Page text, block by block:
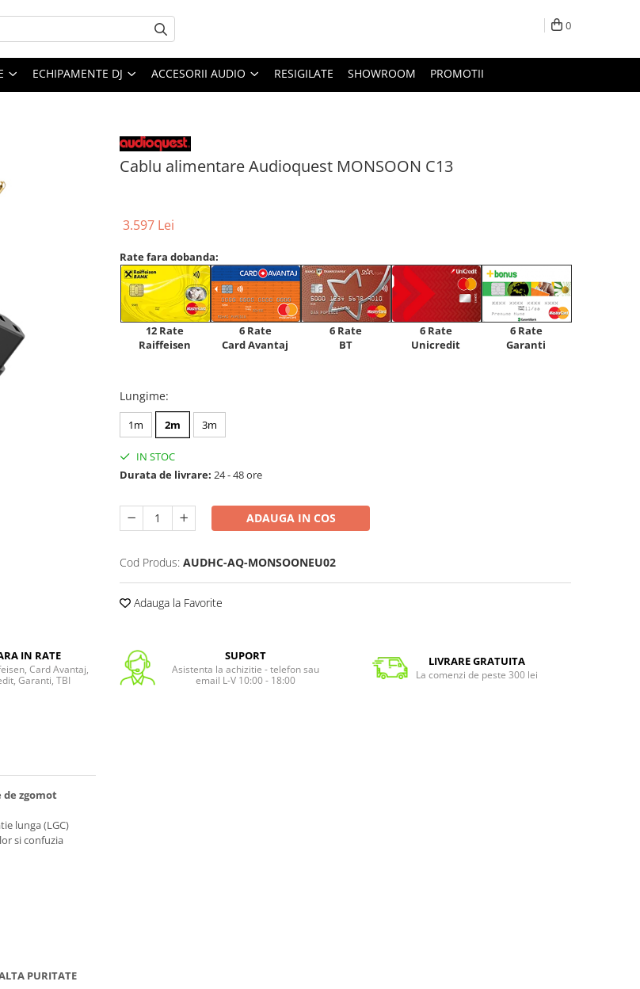
0
ECHIPAMENTE DJ ACCESORII AUDIO RESIGILATE SHOWROOM PROMOTII
Cablu alimentare Audioquest MONSOON C13
3.597 Lei
Rate fara dobanda:
12 Rate
Raiffeisen
6 Rate
Card Avantaj
6 Rate
BT
6 Rate
Unicredit
6 Rate
Garanti
Lungime:
1m 2m 3m
IN STOC
Durata de livrare: 24 - 48 ore
ADAUGA IN COS
Cod Produs: AUDHC-AQ-MONSOONEU02
Adauga la Favorite
IN RATE
Card Avantaj,
Garanti, TBI
SUPORT
Asistenta la achizitie - telefon sau
email L-V 10:00 - 18:00
LIVRARE GRATUITA
La comenzi de peste 300 lei
de zgomot
lunga (LGC)
si confuzia
PURITATE